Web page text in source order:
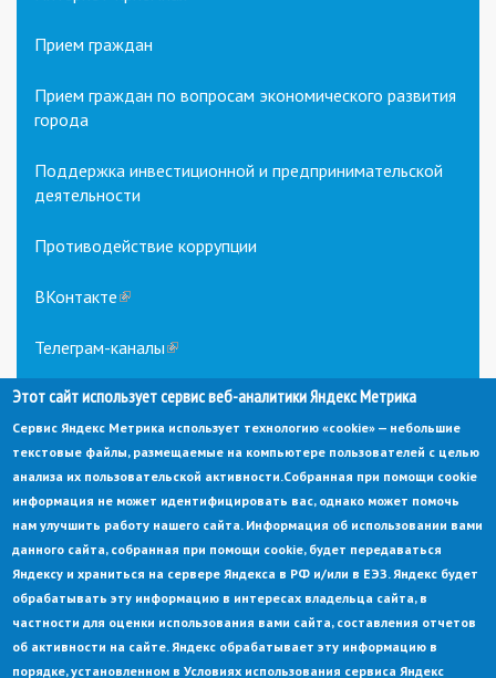
Прием граждан
Прием граждан по вопросам экономического развития
города
Поддержка инвестиционной и предпринимательской
деятельности
Противодействие коррупции
ВКонтакте(link
external)
Телеграм-каналы(link
external)
© Администрация города Заречный
Электронная почта:
adm@zarechny.zato.ru
sends
e-
mail)
Пензенская обл, г. Заречный, пр-кт. 30-летия Победы, д. 27, 442960
При публикации материалов сайта ссылка на источник обязательна.
Этот сайт использует сервис веб-аналитики Яндекс Метрика
Сервис Яндекс Метрика использует технологию «cookie» — небольшие
текстовые файлы, размещаемые на компьютере пользователей с целью
анализа их пользовательской активности.Собранная при помощи cookie
информация не может идентифицировать вас, однако может помочь
нам улучшить работу нашего сайта. Информация об использовании вами
данного сайта, собранная при помощи cookie, будет передаваться
Яндексу и храниться на сервере Яндекса в РФ и/или в ЕЭЗ. Яндекс будет
обрабатывать эту информацию в интересах владельца сайта, в
частности для оценки использования вами сайта, составления отчетов
об активности на сайте. Яндекс обрабатывает эту информацию в
порядке, установленном в Условиях использования сервиса Яндекс